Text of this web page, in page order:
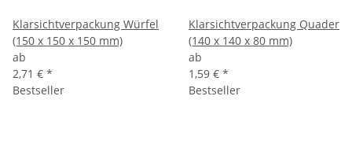
Klarsichtverpackung Würfel
(150 x 150 x 150 mm)
ab
2,71 € *
Klarsichtverpackung Quader
(140 x 140 x 80 mm)
ab
1,59 € *
Bestseller
Bestseller